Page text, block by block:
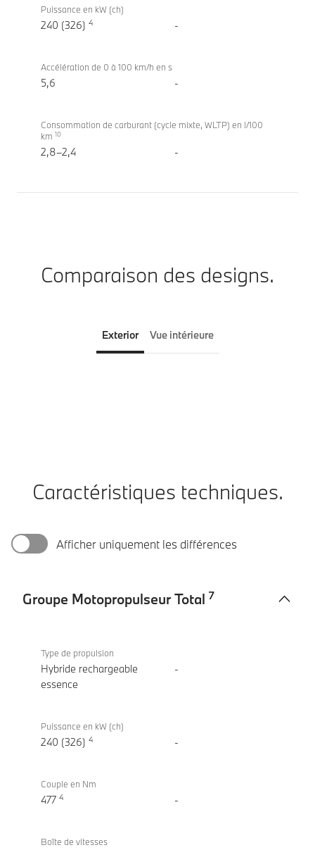
techniques
xDrive30e
Puissance en kW (ch)
240 (326) 4 -
Accélération de 0 à 100 km/h en s
5,6 -
Consommation de carburant (cycle mixte, WLTP) en l/100
km 10
2,8–2,4 -
Comparaison des designs.
Exterior Vue intérieure
Caractéristiques techniques.
Afficher uniquement les différences
Groupe Motopropulseur Total 7
Motopropulseur
Total
xDrive30e
Type de propulsion
Hybride rechargeable
essence
-
Puissance en kW (ch)
240 (326) 4 -
Couple en Nm
477 4 -
Boîte de vitesses